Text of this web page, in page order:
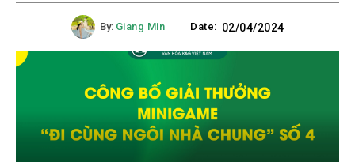
By: Giang Min Date: 02/04/2024